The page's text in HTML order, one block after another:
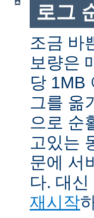
로그
조금 바
보량은
당 1MB
그를 옮
으로 순
고있는
문에 서
다. 대
재시작